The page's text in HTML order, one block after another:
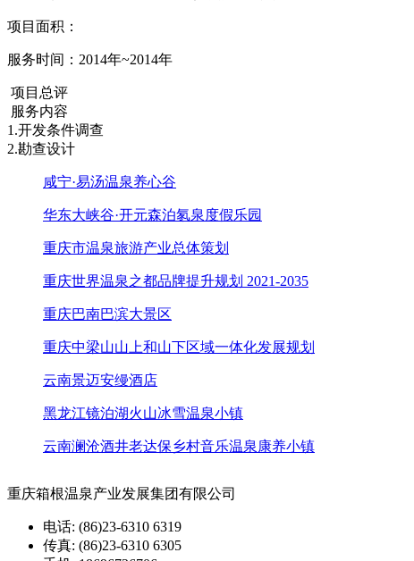
项目面积：
服务时间：2014年~2014年
项目总评
服务内容
1.开发条件调查
2.勘查设计
咸宁·易汤温泉养心谷
华东大峡谷·开元森泊氡泉度假乐园
重庆市温泉旅游产业总体策划
重庆世界温泉之都品牌提升规划 2021-2035
重庆巴南巴滨大景区
重庆中梁山山上和山下区域一体化发展规划
云南景迈安缦酒店
黑龙江镜泊湖火山冰雪温泉小镇
云南澜沧酒井老达保乡村音乐温泉康养小镇
重庆箱根温泉产业发展集团有限公司
电话: (86)23-6310 6319
传真: (86)23-6310 6305